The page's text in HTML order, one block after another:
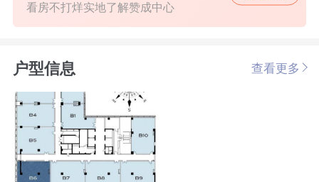
看房不打烊实地了解赞成中心
户型信息 查看更多